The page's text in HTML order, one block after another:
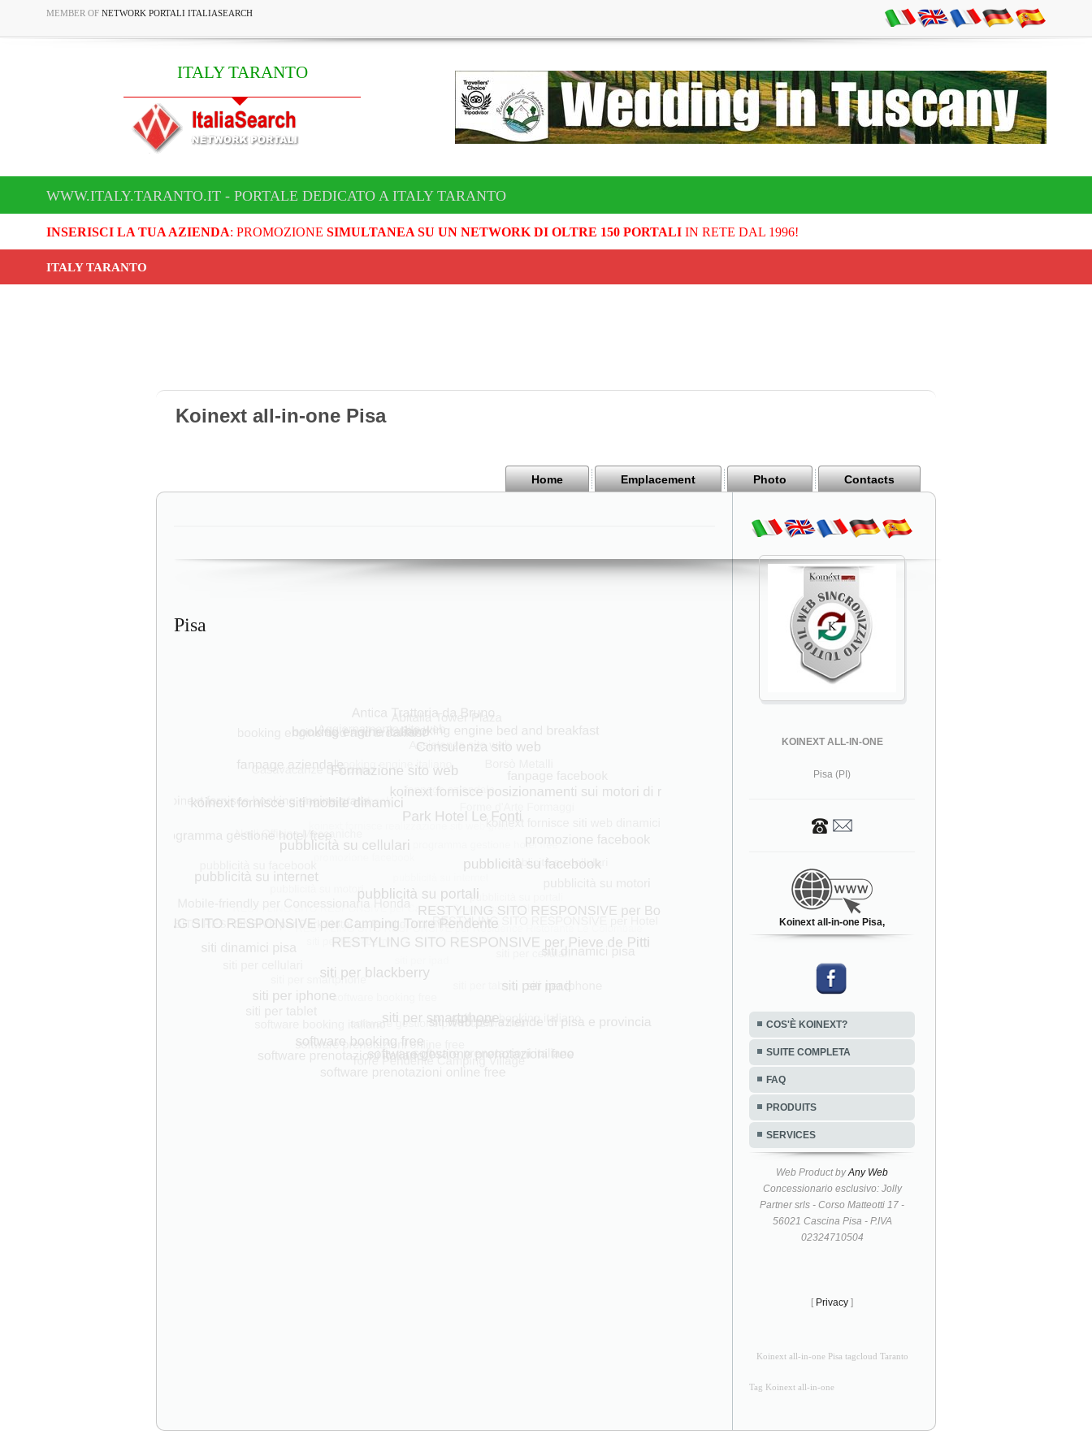
MEMBER OF NETWORK PORTALI ITALIASEARCH
ITALY TARANTO
WWW.ITALY.TARANTO.IT - PORTALE DEDICATO A ITALY TARANTO
INSERISCI LA TUA AZIENDA: PROMOZIONE SIMULTANEA SU UN NETWORK DI OLTRE 150 PORTALIIN RETE DAL 1996!
ITALY TARANTO
Koinext all-in-one Pisa
Home Emplacement Photo Contacts
Pisa
KOINEXT ALL-IN-ONE
Pisa (PI)
Koinext all-in-one Pisa,
COS'È KOINEXT?
SUITE COMPLETA
FAQ
PRODUITS
SERVICES
Web Product byAny Web
Concessionario esclusivo: Jolly
Partner srls - Corso Matteotti 17 -
56021 Cascina Pisa - P.IVA
02324710504
[ Privacy ]
Koinext all-in-one Pisa tagcloud Taranto
Tag Koinext all-in-one